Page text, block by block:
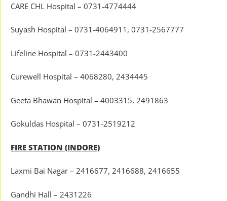
CARE CHL Hospital – 0731-4774444
Suyash Hospital – 0731-4064911, 0731-2567777
Lifeline Hospital – 0731-2443400
Curewell Hospital – 4068280, 2434445
Geeta Bhawan Hospital – 4003315, 2491863
Gokuldas Hospital – 0731-2519212
FIRE STATION (INDORE)
Laxmi Bai Nagar – 2416677, 2416688, 2416655
Gandhi Hall – 2431226